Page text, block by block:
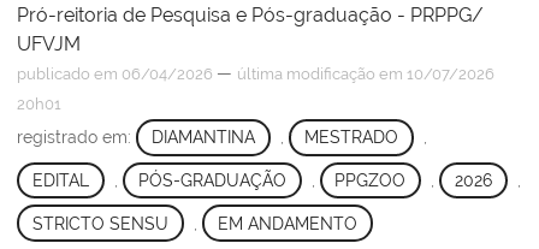
Pró-reitoria de Pesquisa e Pós-graduação - PRPPG/
UFVJM
publicado em 06/04/2026 — última modificação em 10/07/2026
20h01
registrado em: DIAMANTINA , MESTRADO ,
EDITAL PÓS-GRADUAÇÃO PPGZOO , 2026
STRICTO SENSU EM ANDAMENTO